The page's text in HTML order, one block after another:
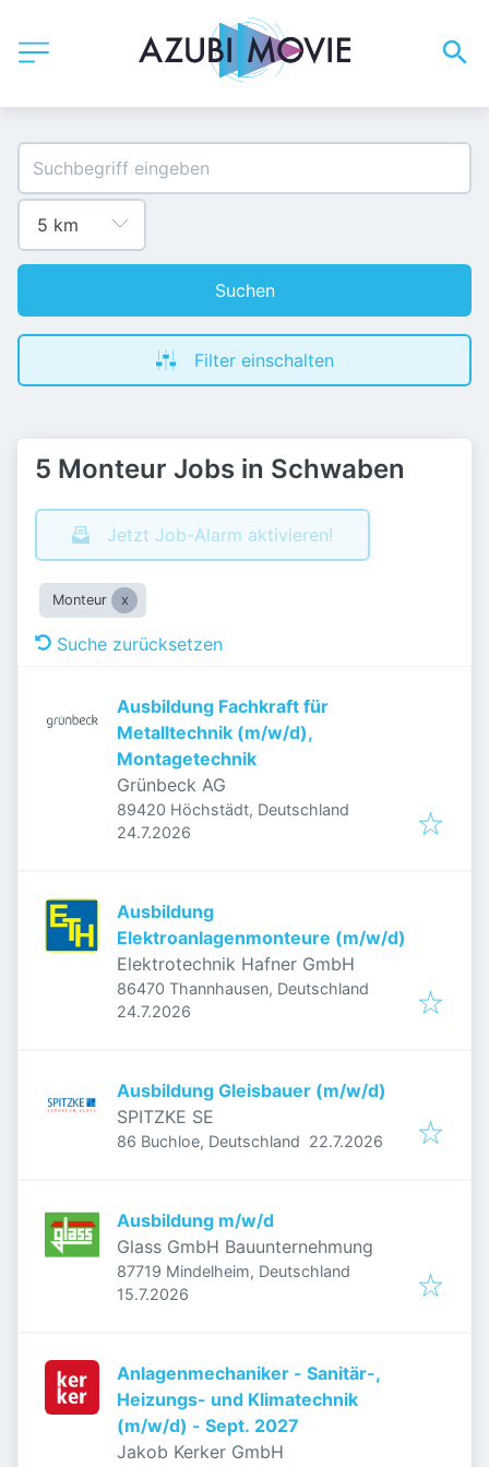
Suchen
Filter einschalten
5 Monteur Jobs in Schwaben
Jetzt Job-Alarm aktivieren!
Monteur
Suche zurücksetzen
Ausbildung Fachkraft für
Metalltechnik (m/w/d),
Montagetechnik
Grünbeck AG
89420 Höchstädt, Deutschland
Veröffentlicht
24.7.2026
Ausbildung
Elektroanlagenmonteure (m/w/d)
Elektrotechnik Hafner GmbH
86470 Thannhausen, Deutschland
Veröffentlicht
24.7.2026
Ausbildung Gleisbauer (m/w/d)
SPITZKE SE
86 Buchloe, Deutschland Veröffentlicht
22.7.2026
Ausbildung m/w/d
Glass GmbH Bauunternehmung
87719 Mindelheim, Deutschland
Veröffentlicht
15.7.2026
Anlagenmechaniker - Sanitär-,
Heizungs- und Klimatechnik
(m/w/d) - Sept. 2027
Jakob Kerker GmbH